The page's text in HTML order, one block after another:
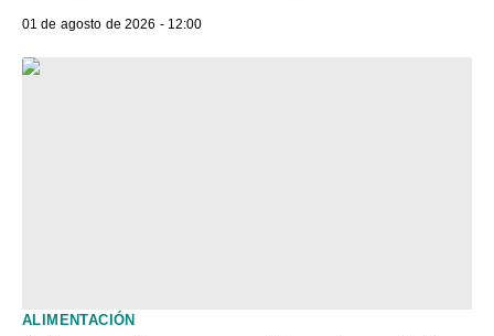
01 de agosto de 2026 - 12:00
ALIMENTACIÓN